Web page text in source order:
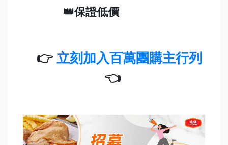
👑保證低價
👉 立刻加入百萬團購主行列
👈